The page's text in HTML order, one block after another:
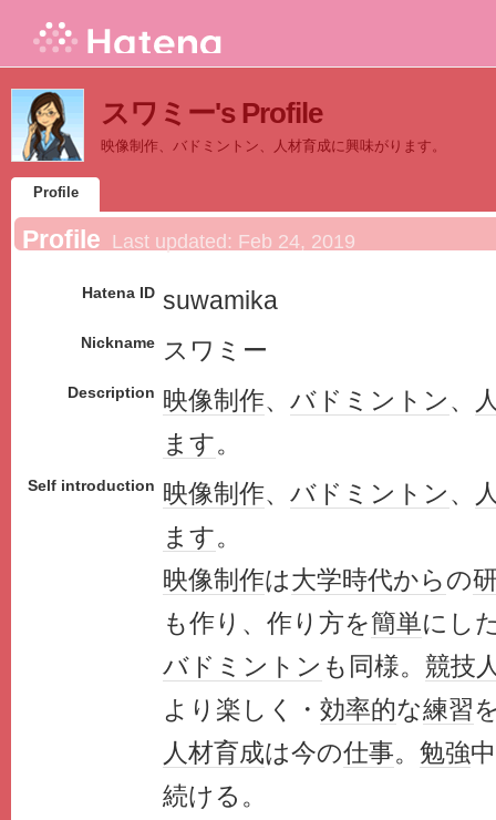
スワミー's Profile
映像制作、バドミントン、人材育成に興味がります。
Profile
Profile Last updated: Feb 24, 2019
Hatena ID suwamika
Nickname スワミー
Description 映像制作、 バドミントン、
ます。
Self introduction 映像制作、 バドミントン、
ます。
映像制作は大学時代からの
も作り、作り方を簡単にし
バドミントン も同様。 競技
より楽しく・ 効率的な練習
人材育成は今の仕事。 勉強
続ける。